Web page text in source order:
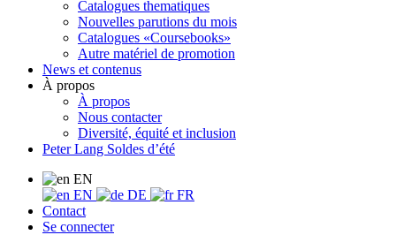
Catalogues thematiques
Nouvelles parutions du mois
Catalogues «Coursebooks»
Autre matériel de promotion
News et contenus
À propos
À propos
Nous contacter
Diversité, équité et inclusion
Peter Lang Soldes d’été
EN
EN
DE
FR
Contact
Se connecter